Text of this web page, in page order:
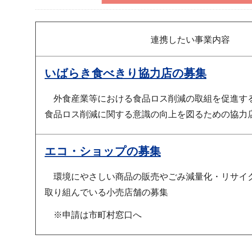
連携したい事業内容
いばらき食べきり協力店の募集
外食産業等における食品ロス削減の取組を促進す
食品ロス削減に関する意識の向上を図るための協力
エコ・ショップの募集
環境にやさしい商品の販売やごみ減量化・リサイ
取り組んでいる小売店舗の募集
※申請は市町村窓口へ